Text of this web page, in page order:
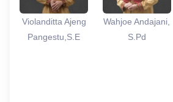
Violanditta Ajeng
Pangestu,S.E
Wahjoe Andajani,
S.Pd